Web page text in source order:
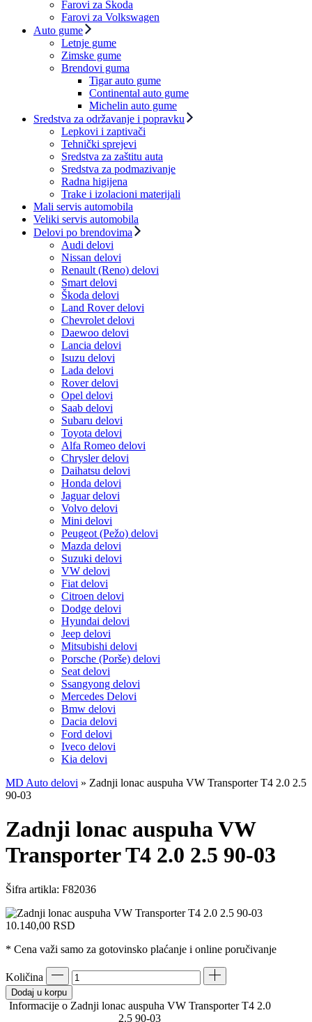
Farovi za Škoda
Farovi za Volkswagen
Auto gume
Letnje gume
Zimske gume
Brendovi guma
Tigar auto gume
Continental auto gume
Michelin auto gume
Sredstva za održavanje i popravku
Lepkovi i zaptivači
Tehnički sprejevi
Sredstva za zaštitu auta
Sredstva za podmazivanje
Radna higijena
Trake i izolacioni materijali
Mali servis automobila
Veliki servis automobila
Delovi po brendovima
Audi delovi
Nissan delovi
Renault (Reno) delovi
Smart delovi
Škoda delovi
Land Rover delovi
Chevrolet delovi
Daewoo delovi
Lancia delovi
Isuzu delovi
Lada delovi
Rover delovi
Opel delovi
Saab delovi
Subaru delovi
Toyota delovi
Alfa Romeo delovi
Chrysler delovi
Daihatsu delovi
Honda delovi
Jaguar delovi
Volvo delovi
Mini delovi
Peugeot (Pežo) delovi
Mazda delovi
Suzuki delovi
VW delovi
Fiat delovi
Citroen delovi
Dodge delovi
Hyundai delovi
Jeep delovi
Mitsubishi delovi
Porsche (Porše) delovi
Seat delovi
Ssangyong delovi
Mercedes Delovi
Bmw delovi
Dacia delovi
Ford delovi
Iveco delovi
Kia delovi
MD Auto delovi » Zadnji lonac auspuha VW Transporter T4 2.0 2.5
90-03
Zadnji lonac auspuha VW
Transporter T4 2.0 2.5 90-03
Šifra artikla: F82036
10.140,00 RSD
* Cena važi samo za gotovinsko plaćanje i online poručivanje
Količina
Dodaj u korpu
Informacije o Zadnji lonac auspuha VW Transporter T4 2.0
2.5 90-03